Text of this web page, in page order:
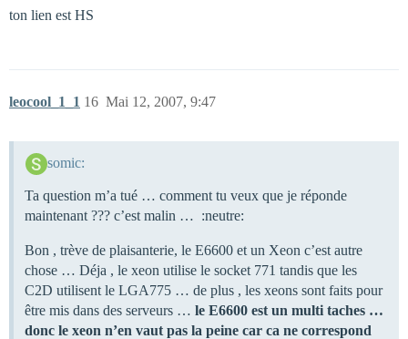
ton lien est HS
leocool_1_1 Mai 12, 2007, 9:47
16
somic:
Ta question m’a tué … comment tu veux que je réponde
maintenant ??? c’est malin … :neutre:
Bon , trève de plaisanterie, le E6600 et un Xeon c’est autre
chose … Déja , le xeon utilise le socket 771 tandis que les
C2D utilisent le LGA775 … de plus , les xeons sont faits pour
être mis dans des serveurs … le E6600 est un multi taches …
donc le xeon n’en vaut pas la peine car ca ne correspond